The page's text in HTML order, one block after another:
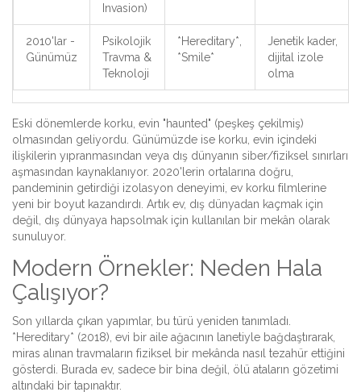
Invasion)
2010'lar -
Günümüz
Psikolojik
Travma &
Teknoloji
*Hereditary*,
*Smile*
Jenetik kader,
dijital izole
olma
Eski dönemlerde korku, evin "haunted" (peşkeş çekilmiş)
olmasından geliyordu. Günümüzde ise korku, evin içindeki
ilişkilerin yıpranmasından veya dış dünyanın siber/fiziksel sınırları
aşmasından kaynaklanıyor. 2020'lerin ortalarına doğru,
pandeminin getirdiği izolasyon deneyimi, ev korku filmlerine
yeni bir boyut kazandırdı. Artık ev, dış dünyadan kaçmak için
değil, dış dünyaya hapsolmak için kullanılan bir mekân olarak
sunuluyor.
Modern Örnekler: Neden Hala
Çalışıyor?
Son yıllarda çıkan yapımlar, bu türü yeniden tanımladı.
*Hereditary* (2018), evi bir aile ağacının lanetiyle bağdaştırarak,
miras alınan travmaların fiziksel bir mekânda nasıl tezahür ettiğini
gösterdi. Burada ev, sadece bir bina değil, ölü ataların gözetimi
altındaki bir tapınaktır.